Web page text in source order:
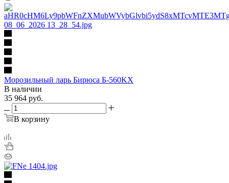
Морозильный ларь Бирюса Б-560KX
В наличии
35 964 руб.
В корзину